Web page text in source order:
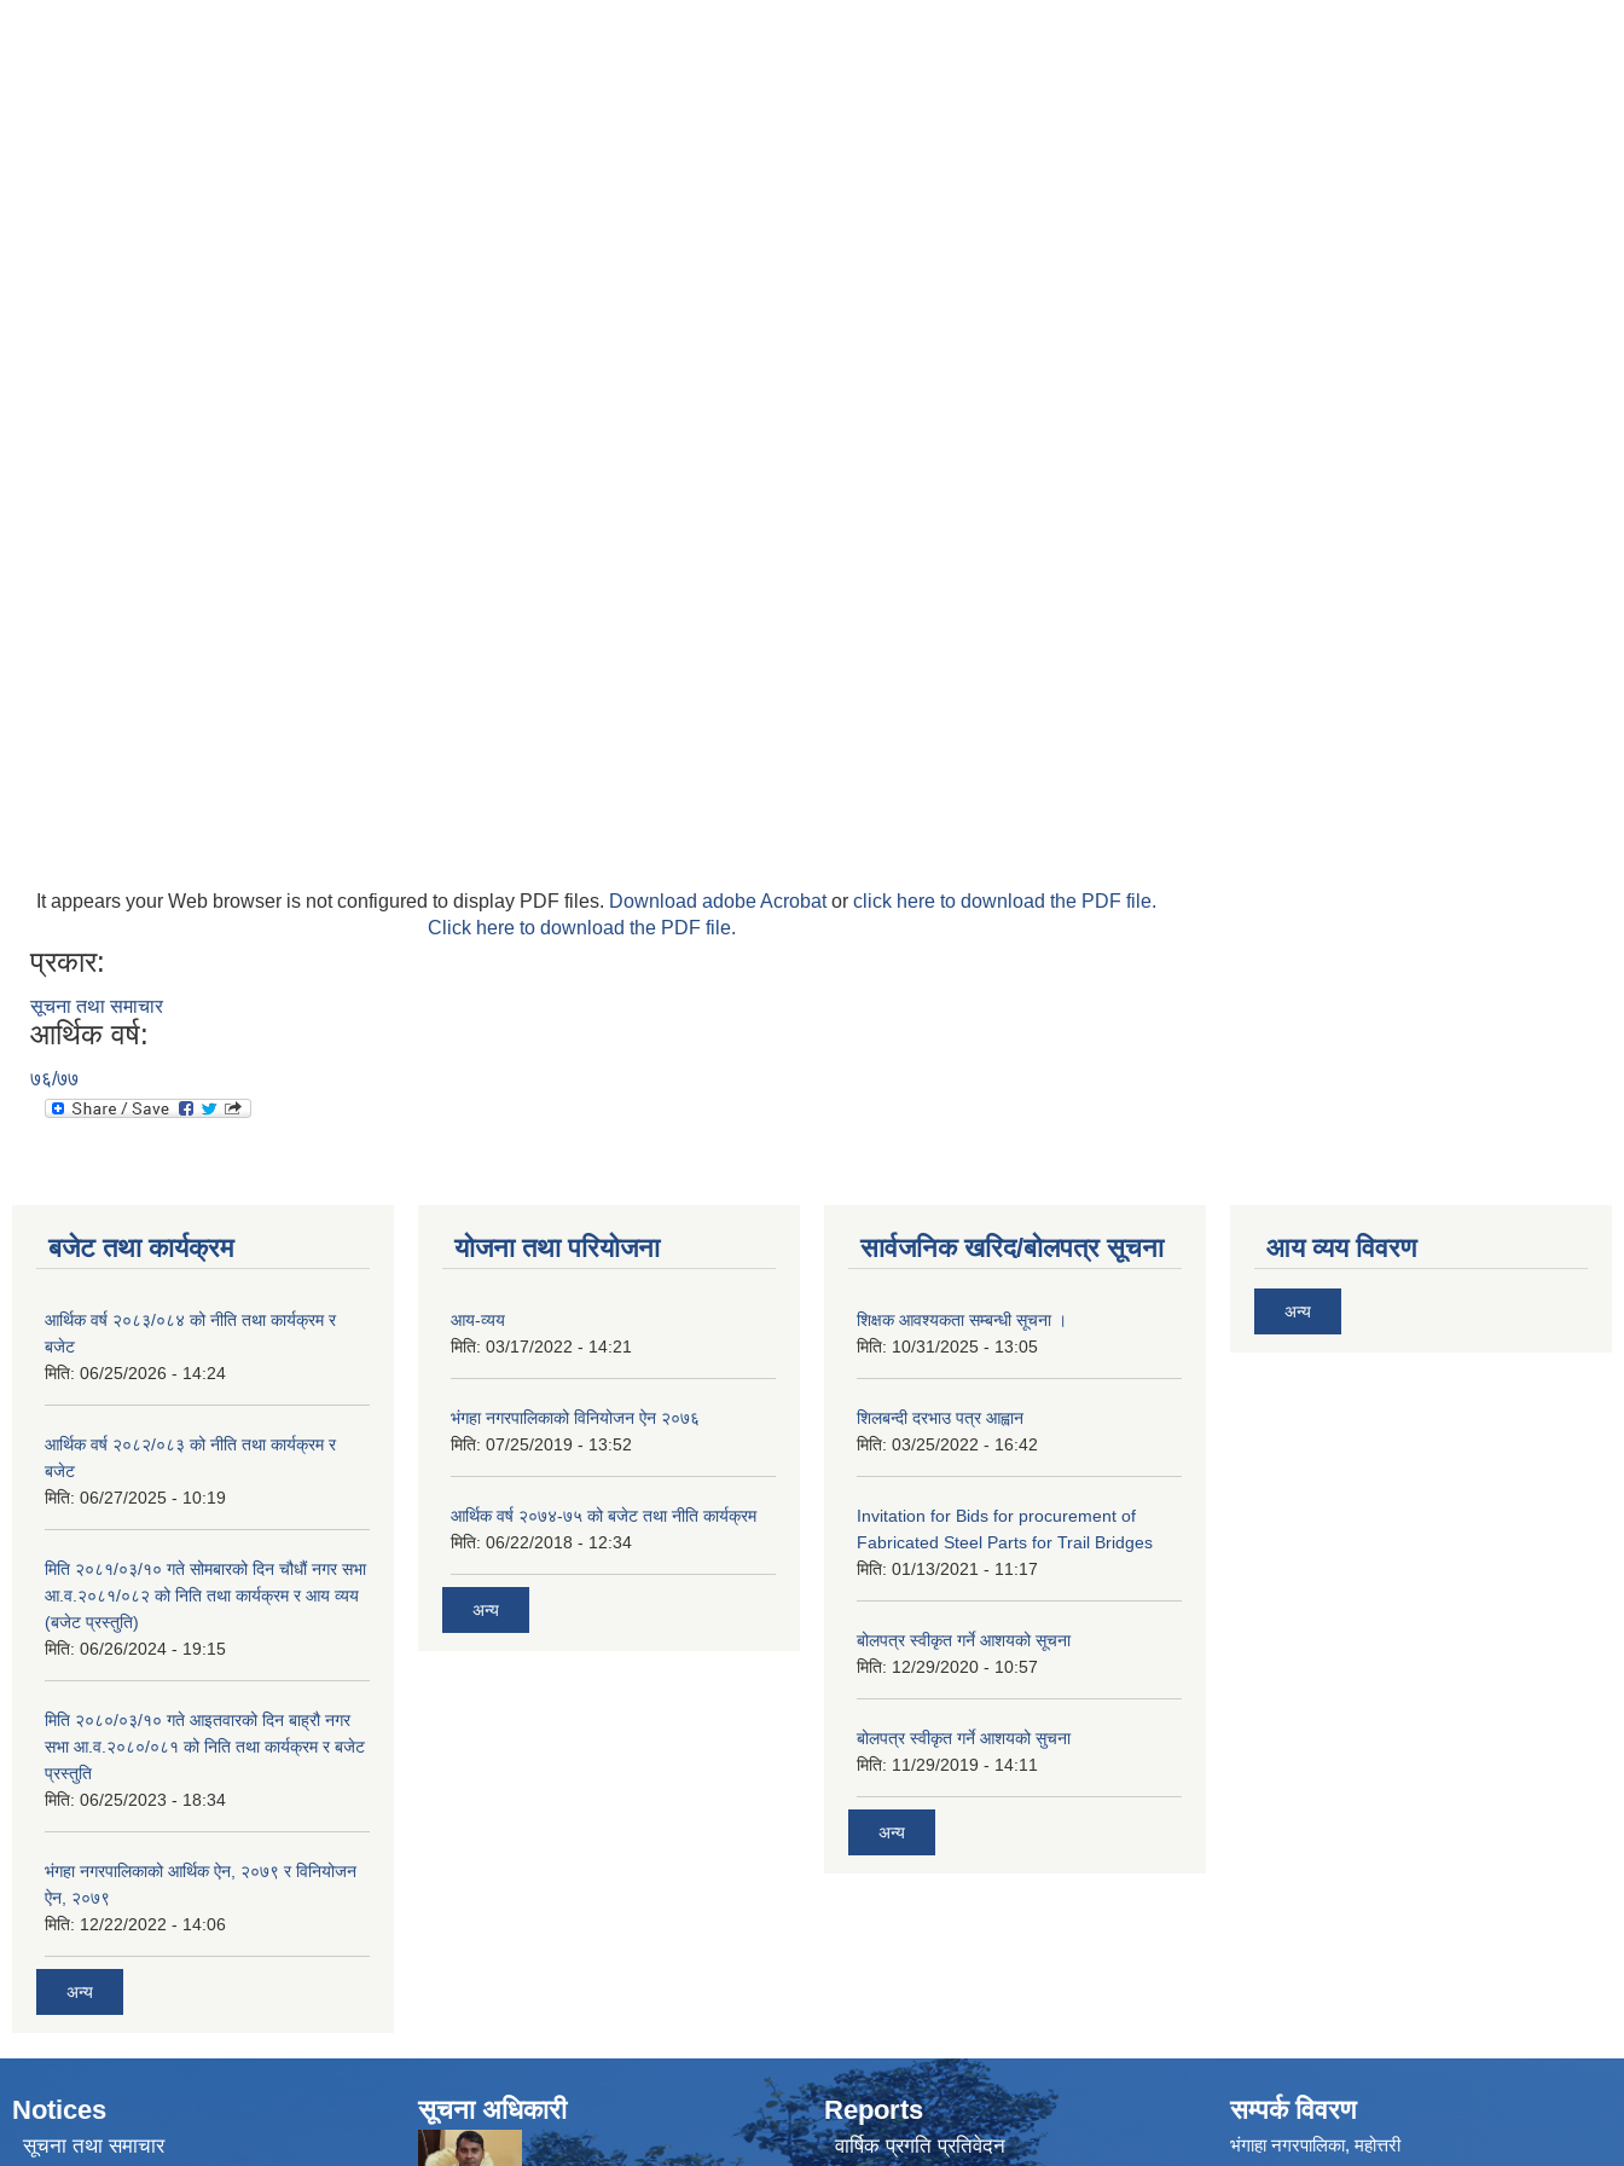
It appears your Web browser is not configured to display PDF files. Download adobe Acrobator click here to download the PDF file.
Click here to download the PDF file.
प्रकार:
सूचना तथा समाचार
आर्थिक वर्ष:
७६/७७
बजेट तथा कार्यक्रम
आर्थिक वर्ष २०८३/०८४ को नीति तथा कार्यक्रम र
बजेट
मिति: 06/25/2026 - 14:24
आर्थिक वर्ष २०८२/०८३ को नीति तथा कार्यक्रम र
बजेट
मिति: 06/27/2025 - 10:19
मिति २०८१/०३/१० गते सोमबारको दिन चौधौं नगर सभा
आ.व.२०८१/०८२ को निति तथा कार्यक्रम र आय व्यय
(बजेट प्रस्तुति)
मिति: 06/26/2024 - 19:15
मिति २०८०/०३/१० गते आइतवारको दिन बाह्रौ नगर
सभा आ.व.२०८०/०८१ को निति तथा कार्यक्रम र बजेट
प्रस्तुति
मिति: 06/25/2023 - 18:34
भंगहा नगरपालिकाको आर्थिक ऐन, २०७९ र विनियोजन
ऐन, २०७९
मिति: 12/22/2022 - 14:06
अन्य
योजना तथा परियोजना
आय-व्यय
मिति: 03/17/2022 - 14:21
भंगहा नगरपालिकाको विनियोजन ऐन २०७६
मिति: 07/25/2019 - 13:52
आर्थिक वर्ष २०७४-७५ को बजेट तथा नीति कार्यक्रम
मिति: 06/22/2018 - 12:34
अन्य
सार्वजनिक खरिद/बोलपत्र सूचना
शिक्षक आवश्यकता सम्बन्धी सूचना ।
मिति: 10/31/2025 - 13:05
शिलबन्दी दरभाउ पत्र आह्वान
मिति: 03/25/2022 - 16:42
Invitation for Bids for procurement of
Fabricated Steel Parts for Trail Bridges
मिति: 01/13/2021 - 11:17
बोलपत्र स्वीकृत गर्ने आशयको सूचना
मिति: 12/29/2020 - 10:57
बोलपत्र स्वीकृत गर्ने आशयको सुचना
मिति: 11/29/2019 - 14:11
अन्य
आय व्यय विवरण
अन्य
Notices
सूचना तथा समाचार
सूचना अधिकारी Reports
वार्षिक प्रगति प्रतिवेदन
सम्पर्क विवरण
भंगाहा नगरपालिका, महोत्तरी